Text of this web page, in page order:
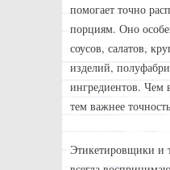
помогает точно
порциям. Оно
соусов, салатов,
изделий,
ингредиентов. Чем
тем важнее
Этикетировщики и